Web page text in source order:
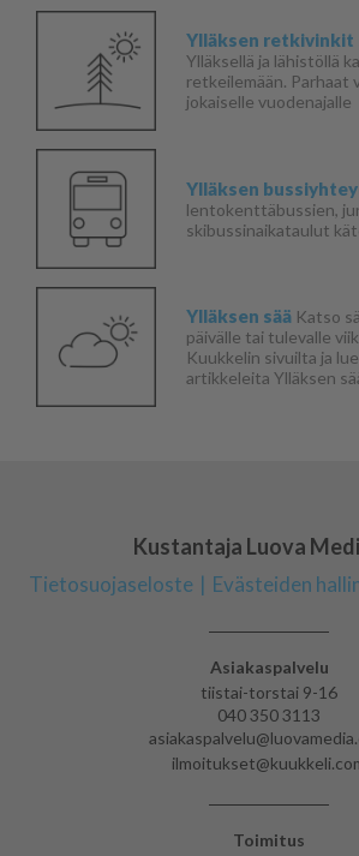
Ylläksen retkivinkit
Ylläksellä ja lähistöllä
retkeilemään. Parhaat
jokaiselle vuodenajalle
Ylläksen
lentokenttäbussien,
skibussinaikataulut
Ylläksen sää Katso
päivälle tai tulevalle
Kuukkelin sivuilta ja
artikkeleita Ylläksen
Kustantaja Luova
Tietosuojaseloste Evästeiden
Asiakaspalvelu
tiistai-torstai 9-16
040 350 3113
Toimitus